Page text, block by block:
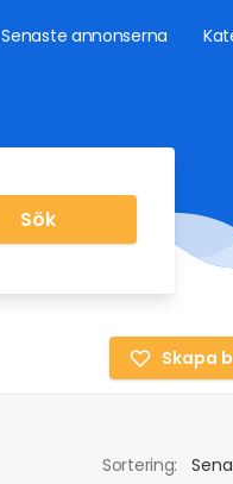
Senaste annonserna
Sök
Skapa
Sortering: